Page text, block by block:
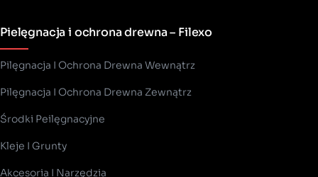
Pielęgnacja i ochrona drewna – Filexo
Pilęgnacja I Ochrona Drewna Wewnątrz
Pilęgnacja I Ochrona Drewna Zewnątrz
Środki Peilęgnacyjne
Kleje I Grunty
Akcesoria I Narzędzia